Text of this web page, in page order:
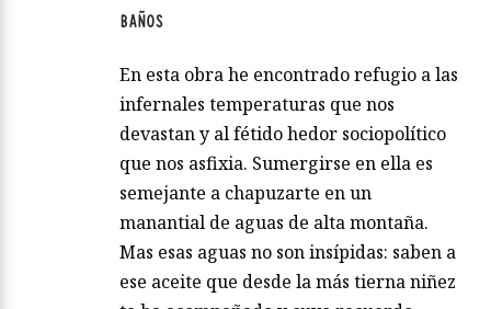
BAÑOS
En esta obra he encontrado refugio a las
infernales temperaturas que nos
devastan y al fétido hedor sociopolítico
que nos asfixia. Sumergirse en ella es
semejante a chapuzarte en un
manantial de aguas de alta montaña.
Mas esas aguas no son insípidas: saben a
ese aceite que desde la más tierna niñez